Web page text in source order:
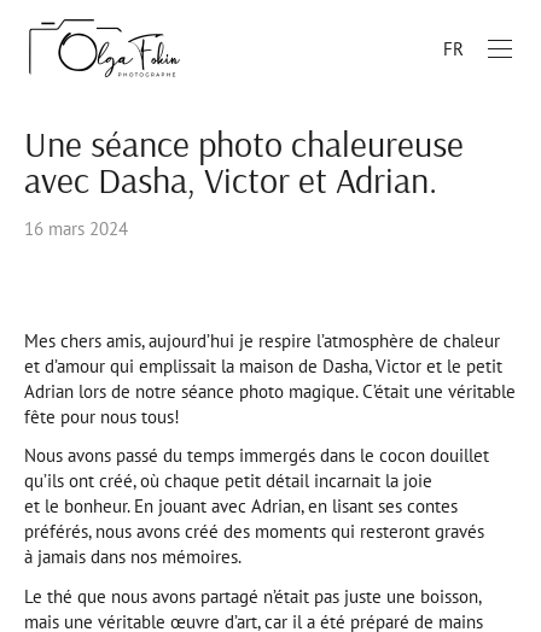
FR
Une séance photo chaleureuse
avec Dasha, Victor et Adrian.
16 mars 2024
Mes chers amis, aujourd’hui je respire l’atmosphère de chaleur
et d’amour qui emplissait la maison de Dasha, Victor et le petit
Adrian lors de notre séance photo magique. C’était une véritable
fête pour nous tous!
Nous avons passé du temps immergés dans le cocon douillet
qu’ils ont créé, où chaque petit détail incarnait la joie
et le bonheur. En jouant avec Adrian, en lisant ses contes
préférés, nous avons créé des moments qui resteront gravés
à jamais dans nos mémoires.
Le thé que nous avons partagé n’était pas juste une boisson,
mais une véritable œuvre d’art, car il a été préparé de mains